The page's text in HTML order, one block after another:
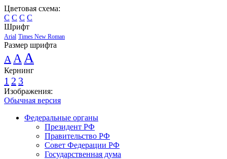
Цветовая схема:
C C C C
Шрифт
Arial Times New Roman
Размер шрифта
A A A
Кернинг
1 2 3
Изображения:
Обычная версия
Федеральные органы
Президент РФ
Правительство РФ
Совет Федерации РФ
Государственная дума